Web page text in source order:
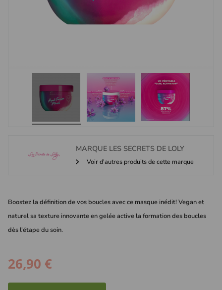
MARQUE LES SECRETS DE LOLY
Voir d'autres produits de cette marque
Boostez la définition de vos boucles avec ce masque inédit! Vegan et
naturel sa texture innovante en gelée active la formation des boucles
dès l'étape du soin.
26,90 €